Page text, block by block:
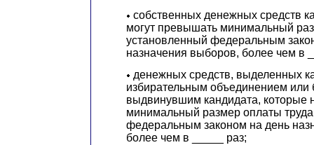
собственных денежных средств
могут превышать минимальный
установленный федеральным
назначения выборов, более чем в
денежных средств, выделенных
избирательным объединением или
выдвинувшим кандидата, которые
минимальный размер оплаты
федеральным законом на день
более чем в _____ раз;